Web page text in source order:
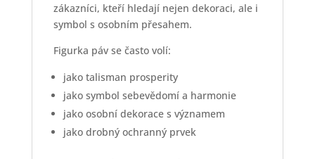
zákazníci, kteří hledají nejen dekoraci, ale i
symbol s osobním přesahem.
Figurka páv se často volí:
jako talisman prosperity
jako symbol sebevědomí a harmonie
jako osobní dekorace s významem
jako drobný ochranný prvek